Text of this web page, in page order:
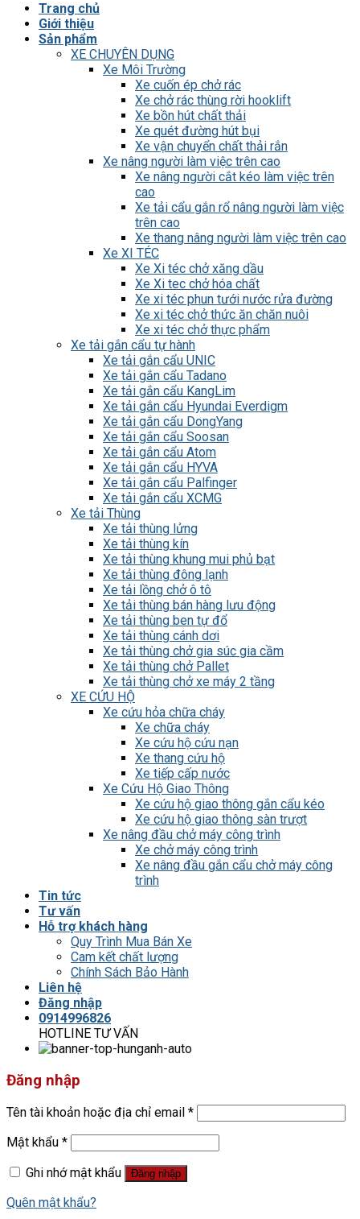
Trang chủ
Giới thiệu
Sản phẩm
XE CHUYÊN DỤNG
Xe Môi Trường
Xe cuốn ép chở rác
Xe chở rác thùng rời hooklift
Xe bồn hút chất thải
Xe quét đường hút bụi
Xe vận chuyển chất thải rắn
Xe nâng người làm việc trên cao
Xe nâng người cắt kéo làm việc trên
cao
Xe tải cẩu gắn rổ nâng người làm việc
trên cao
Xe thang nâng người làm việc trên cao
Xe XI TÉC
Xe Xi téc chở xăng dầu
Xe Xi tec chở hóa chất
Xe xi téc phun tưới nước rửa đường
Xe xi téc chở thức ăn chăn nuôi
Xe xi téc chở thực phẩm
Xe tải gắn cẩu tự hành
Xe tải gắn cẩu UNIC
Xe tải gắn cẩu Tadano
Xe tải gắn cẩu KangLim
Xe tải gắn cẩu Hyundai Everdigm
Xe tải gắn cẩu DongYang
Xe tải gắn cẩu Soosan
Xe tải gắn cẩu Atom
Xe tải gắn cẩu HYVA
Xe tải gắn cẩu Palfinger
Xe tải gắn cẩu XCMG
Xe tải Thùng
Xe tải thùng lửng
Xe tải thùng kín
Xe tải thùng khung mui phủ bạt
Xe tải thùng đông lạnh
Xe tải lồng chở ô tô
Xe tải thùng bán hàng lưu động
Xe tải thùng ben tự đổ
Xe tải thùng cánh dơi
Xe tải thùng chở gia súc gia cầm
Xe tải thùng chở Pallet
Xe tải thùng chở xe máy 2 tầng
XE CỨU HỘ
Xe cứu hỏa chữa cháy
Xe chữa cháy
Xe cứu hộ cứu nạn
Xe thang cứu hộ
Xe tiếp cấp nước
Xe Cứu Hộ Giao Thông
Xe cứu hộ giao thông gắn cẩu kéo
Xe cứu hộ giao thông sàn trượt
Xe nâng đầu chở máy công trình
Xe chở máy công trình
Xe nâng đầu gắn cẩu chở máy công
trình
Tin tức
Tư vấn
Hỗ trợ khách hàng
Quy Trình Mua Bán Xe
Cam kết chất lượng
Chính Sách Bảo Hành
Liên hệ
Đăng nhập
0914996826
HOTLINE TƯ VẤN
Đăng nhập
Tên tài khoản hoặc địa chỉ email *
Mật khẩu *
Ghi nhớ mật khẩu
Đăng nhập
Quên mật khẩu?